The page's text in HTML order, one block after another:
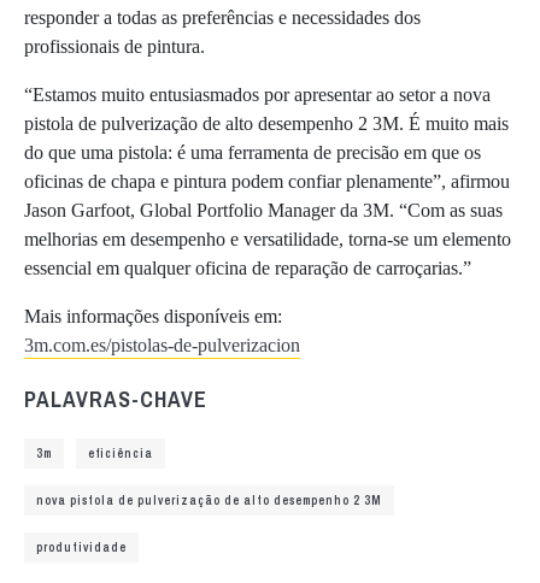
responder a todas as preferências e necessidades dos
profissionais de pintura.
“Estamos muito entusiasmados por apresentar ao setor a nova
pistola de pulverização de alto desempenho 2 3M. É muito mais
do que uma pistola: é uma ferramenta de precisão em que os
oficinas de chapa e pintura podem confiar plenamente”, afirmou
Jason Garfoot, Global Portfolio Manager da 3M. “Com as suas
melhorias em desempenho e versatilidade, torna-se um elemento
essencial em qualquer oficina de reparação de carroçarias.”
Mais informações disponíveis em:
3m.com.es/pistolas-de-pulverizacion
PALAVRAS-CHAVE
3m eficiência
nova pistola de pulverização de alto desempenho 2 3M
produtividade